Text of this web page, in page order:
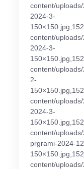
content/
2024-3-
content/
2024-3-
content/
2-
content/
2024-3-
content/
prgrami-2024-
content/